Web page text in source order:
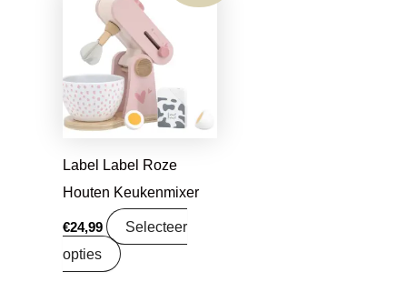
Label Label Roze
Houten Keukenmixer
€24,99
Selecteer
opties